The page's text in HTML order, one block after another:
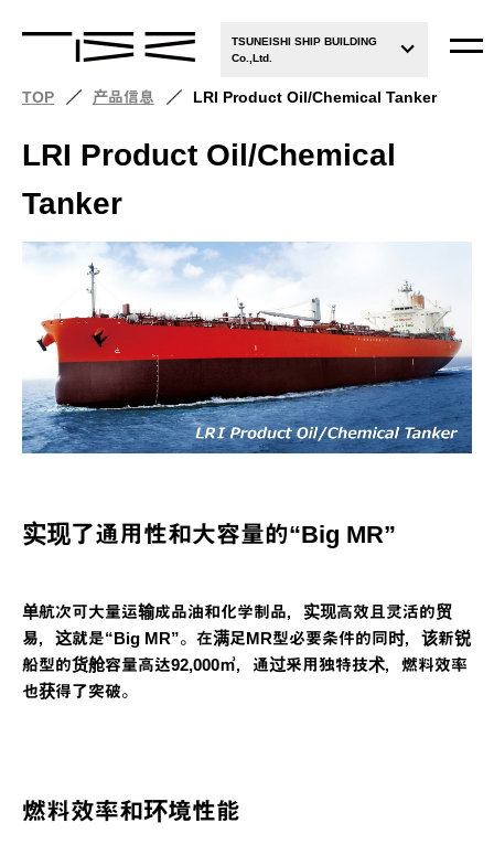
TSUNEISHI SHIP BUILDING
Co.,Ltd.
TOP 产品信息 LRI Product Oil/Chemical Tanker
LRI Product Oil/Chemical
Tanker
实现了通用性和大容量的“Big MR”
单航次可大量运输成品油和化学制品，实现高效且灵活的贸
易，这就是“Big MR”。在满足MR型必要条件的同时，该新锐
船型的货舱容量高达92,000㎥，通过采用独特技术，燃料效率
也获得了突破。
燃料效率和环境性能